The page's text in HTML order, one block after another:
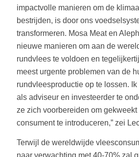
impactvolle manieren om de
bestrijden, is door ons
transformeren. Mosa Meat en
nieuwe manieren om aan de
rundvlees te voldoen en
meest urgente problemen van de
rundvleesproductie op te lossen.
als adviseur en investeerder te
ze zich voorbereiden om
consument te introduceren,” zei
Terwijl de wereldwijde
naar verwachting met 40-70% zal